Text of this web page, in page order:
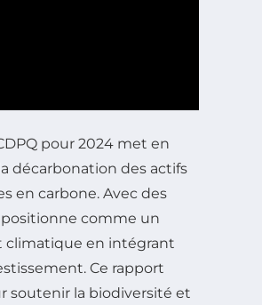
pour 2024 met en
décarbonation des actifs
en carbone. Avec des
positionne comme un
climatique en intégrant
Ce rapport
soutenir la biodiversité et